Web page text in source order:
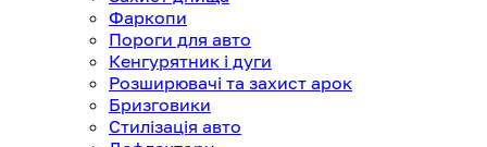
Фаркопи
Пороги для авто
Кенгурятник і дуги
Розширювачі та захист арок
Бризговики
Стилізація авто